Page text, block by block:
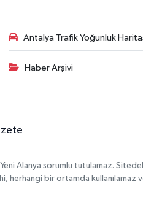
Antalya Trafik Yoğunluk
Haber Arşivi
Alanya sorumlu tutulamaz.
herhangi bir ortamda kullanılamaz